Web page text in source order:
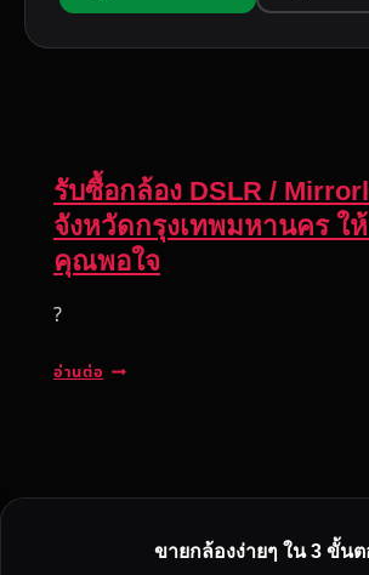
รับซื้อกล้อง DSLR /
จังหวัดกรุงเทพมหานคร ใ
คุณพอใจ
?
อ่านต่อ
ล้
ขายกล้องง่ายๆ ใน 3 ขั้น